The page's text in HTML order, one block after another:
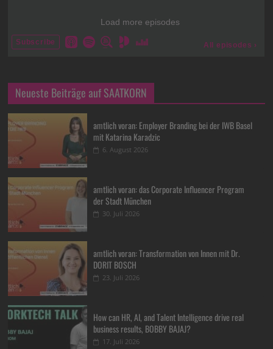
Neueste Beiträge auf SAATKORN
amtlich voran: Employer Branding bei der IWB Basel
mit Katarina Karadzic
6. August 2026
amtlich voran: das Corporate Influencer Program
der Stadt München
30. Juli 2026
amtlich voran: Transformation von Innen mit Dr.
DORIT BOSCH
23. Juli 2026
How can HR, AI, and Talent Intelligence drive real
business results, BOBBY BAJAJ?
17. Juli 2026